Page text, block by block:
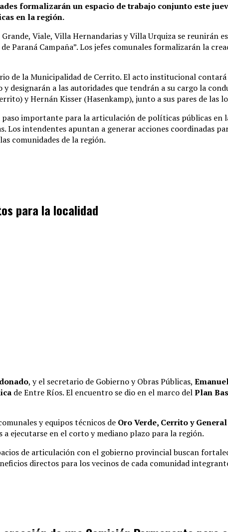
formalizarán un espacio de trabajo conjunto este
en la región.
Viale, Villa Hernandarias y Villa Urquiza se reunirán
Paraná Campaña”. Los jefes comunales formalizarán la
de la Municipalidad de Cerrito. El acto institucional
designarán a las autoridades que tendrán a su cargo la
y Hernán Kisser (Hasenkamp), junto a sus pares de las
importante para la articulación de políticas públicas
Los intendentes apuntan a generar acciones coordinadas
comunidades de la región.
para la localidad
, y el secretario de Gobierno y Obras Públicas,
de Entre Ríos.El encuentro se dio en el marco delPlan
y equipos técnicos de Oro Verde, Cerrito y
ejecutarse en el corto y mediano plazo para la región.
de articulación con el gobierno provincial buscan
directos para los vecinos de cada comunidad